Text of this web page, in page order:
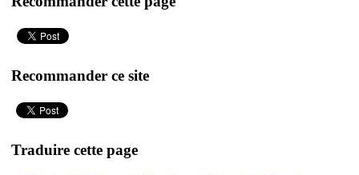
Recommander ce site
Traduire cette page